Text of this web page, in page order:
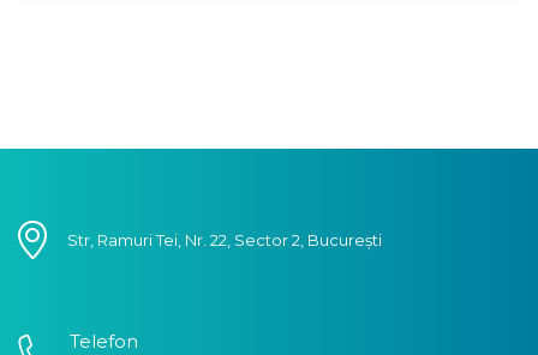
Str, Ramuri Tei, Nr. 22, Sector 2, București
Telefon